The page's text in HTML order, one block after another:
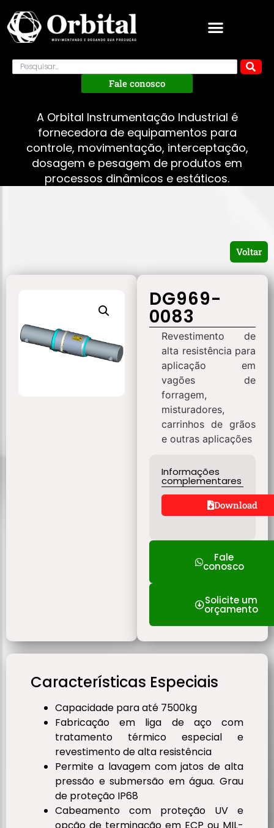
Fale conosco
A Orbital Instrumentação Industrial é
fornecedora de equipamentos para
controle, movimentação, interceptação,
dosagem e pesagem de produtos em
processos dinâmicos e estáticos.
Voltar
DG969-
0083
Revestimento de
alta resistência para
aplicação em
vagões de
forragem,
misturadores,
carrinhos de grãos
e outras aplicações
Informações
complementares
Download
Fale
conosco
Solicite um
orçamento
Características Especiais
Capacidade para até 7500kg
Fabricação em liga de aço com
tratamento térmico especial e
revestimento de alta resistência
Permite a lavagem com jatos de alta
pressão e submersão em água. Grau
de proteção IP68
Cabeamento com proteção UV e